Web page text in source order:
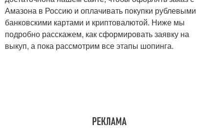
Амазона в Россию и оплачивать покупки рублевыми
банковскими картами и криптовалютой. Ниже мы
подробно расскажем, как сформировать заявку на
выкуп, а пока рассмотрим все этапы шопинга.